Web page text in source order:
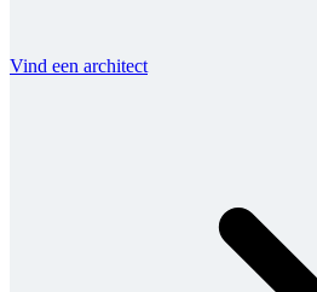
Vind een architect